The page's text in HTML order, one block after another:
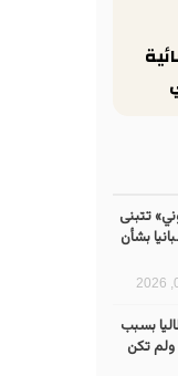
تتبنى
بشأن
بسبب
ولم تكن